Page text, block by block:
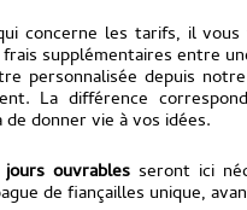
concerne les tarifs, il
supplémentaires entre
personnalisée depuis
La différence
de donner vie à vos idées.
jours ouvrables seront ici
de fiançailles unique,